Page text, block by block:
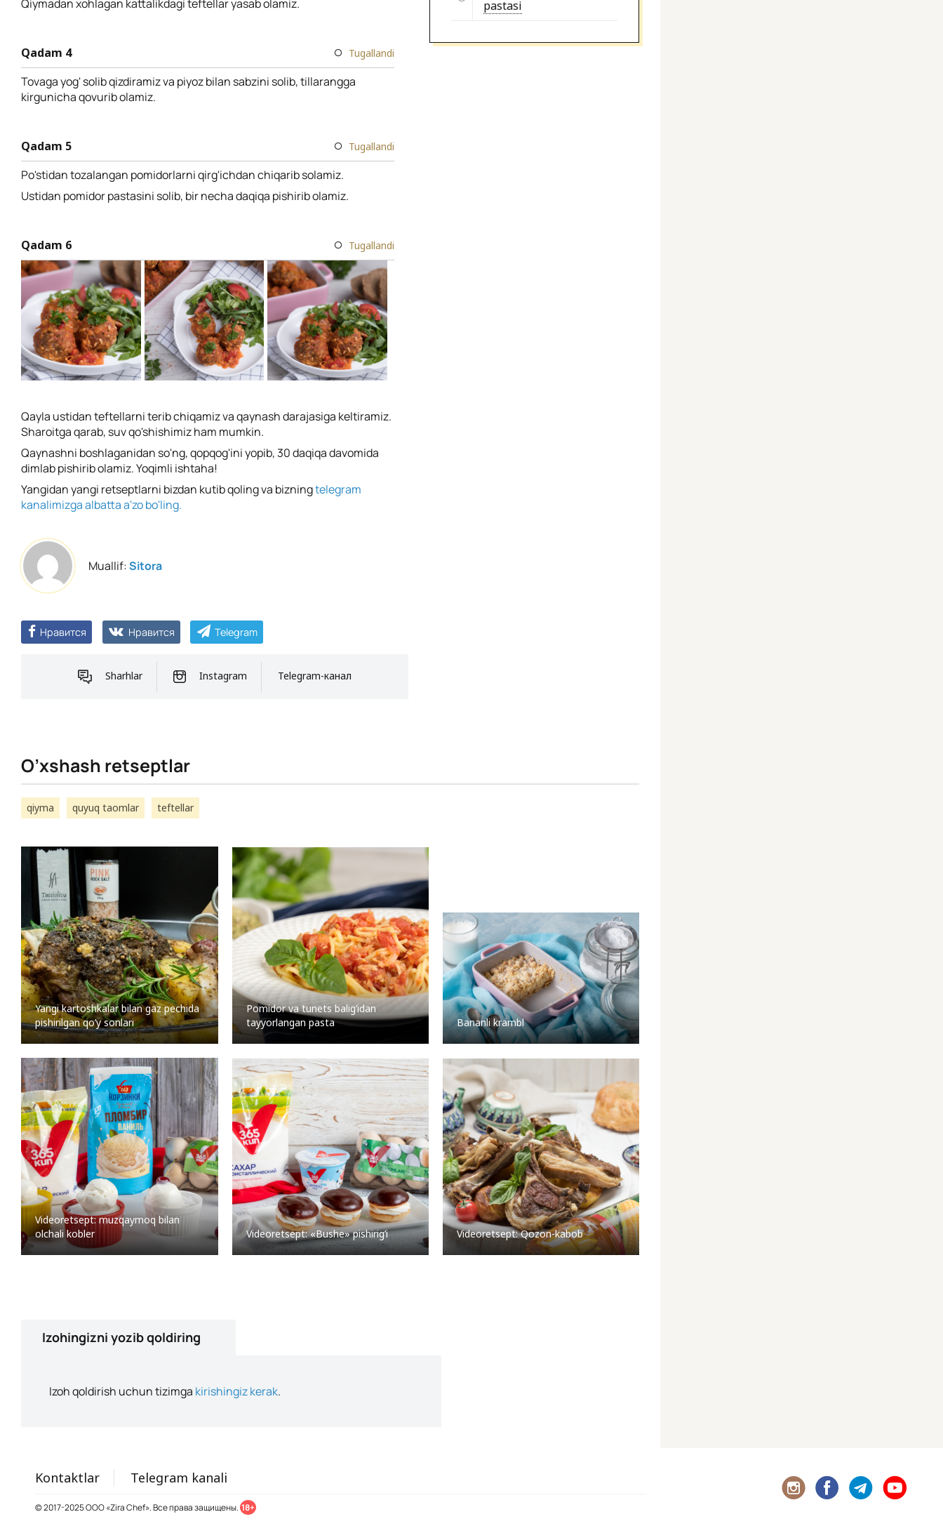
Qiymadan xohlagan kattalikdagi teftellar yasab olamiz.
Qadam 4 Tugallandi
Tovaga yog' solib qizdiramiz va piyoz bilan sabzini solib, tillarangga
kirgunicha qovurib olamiz.
Qadam 5 Tugallandi
Po'stidan tozalangan pomidorlarni qirg'ichdan chiqarib solamiz.
Ustidan pomidor pastasini solib, bir necha daqiqa pishirib olamiz.
Qadam 6 Tugallandi
Qayla ustidan teftellarni terib chiqamiz va qaynash darajasiga keltiramiz.
Sharoitga qarab, suv qo'shishimiz ham mumkin.
Qaynashni boshlaganidan so'ng, qopqog'ini yopib, 30 daqiqa davomida
dimlab pishirib olamiz. Yoqimli ishtaha!
Yangidan yangi retseptlarni bizdan kutib qoling va bizningtelegram
kanalimizga albatta a'zo bo'ling.
Muallif:Sitora
Нравится Нравится Telegram
Sharhlar Instagram Telegram-канал
pastasi
O’xshash retseptlar
qiyma quyuq taomlar teftellar
Yangi kartoshkalar bilan gaz pechida
pishirilgan qo’y sonlari
Pomidor va tunets balig’idan
tayyorlangan pasta
Bananli krambl
Videoretsept: muzqaymoq bilan
olchali kobler
Videoretsept: «Bushe» pishirig’i Videoretsept: Qozon-kabob
Izohingizni yozib qoldiring
Izoh qoldirish uchun tizimga kirishingiz kerak.
Kontaktlar Telegram kanali
© 2017-2025 ООО «Zira Chef». Все права защищены. 18+